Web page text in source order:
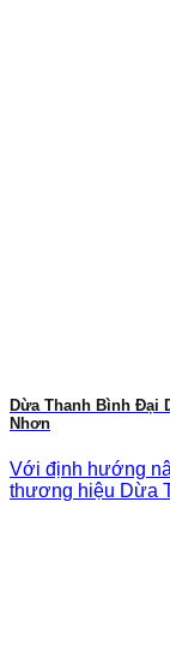
Dừa Thanh Bình Đại
Nhơn
Với định hướng
thương hiệu Dừa